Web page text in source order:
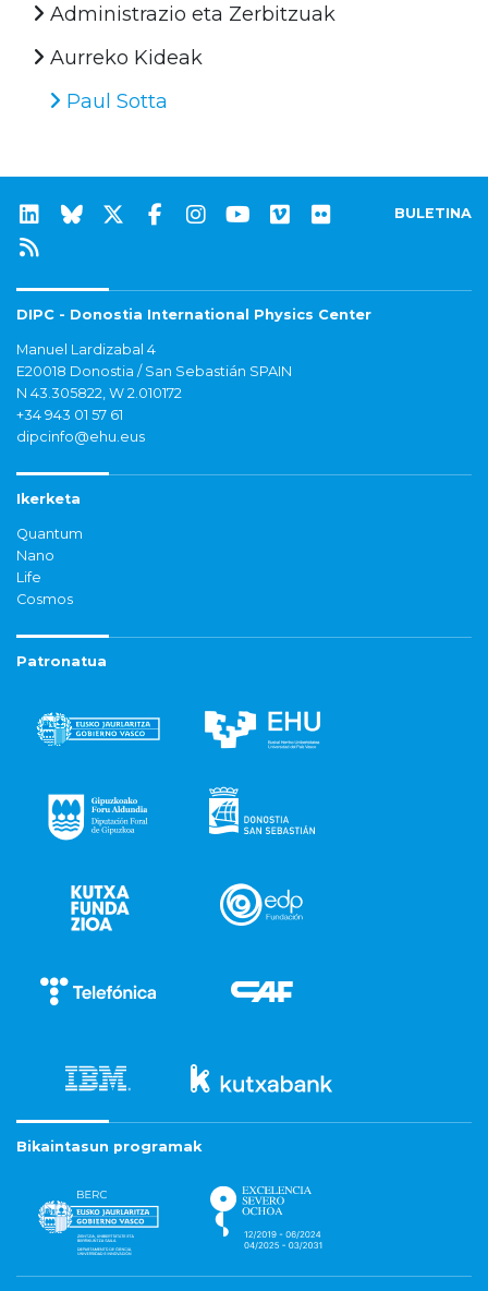
Administrazio eta Zerbitzuak
Aurreko Kideak
Paul Sotta
BULETINA
DIPC - Donostia International Physics Center
Manuel Lardizabal 4
E20018 Donostia / San Sebastián SPAIN
N 43.305822, W 2.010172
+34 943 01 57 61
dipcinfo@ehu.eus
Ikerketa
Quantum
Nano
Life
Cosmos
Patronatua
Bikaintasun programak